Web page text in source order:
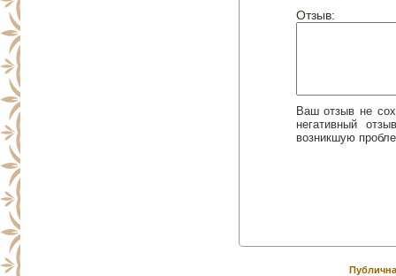
Отзыв:
Ваш отзыв не
негативный
возникшую